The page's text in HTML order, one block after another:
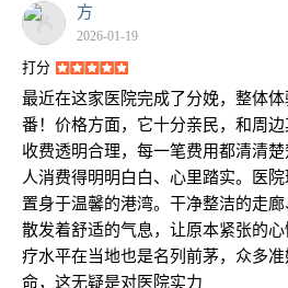
方
2026-01-19
打分
最近在这家医院完成了分娩，整体
番！价格方面，它十分亲民，和周
收费透明合理，每一笔费用都清清
人消费得明明白白、心里踏实。医
置身于温馨的港湾。干净整洁的走
散发着舒适的气息，让原本紧张的
疗水平在当地也是名列前茅，众多
命，这无疑是对医院实力